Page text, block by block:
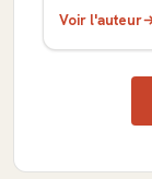
Voir l'auteur